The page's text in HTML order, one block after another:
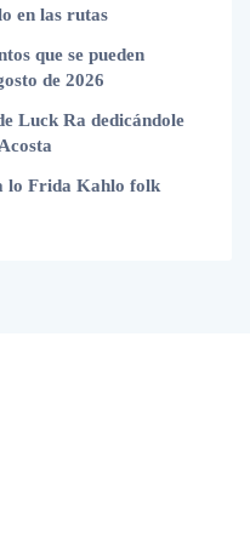
en las rutas
que se pueden
de 2026
Luck Ra dedicándole
lo Frida Kahlo folk